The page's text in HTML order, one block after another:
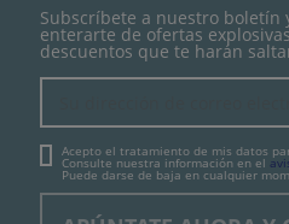
Subscríbete a nuestro boletín
enterarte de ofertas
descuentos que te harán
Acepto el tratamiento de mis datos
Consulte nuestra información en el
Puede darse de baja en cualquier